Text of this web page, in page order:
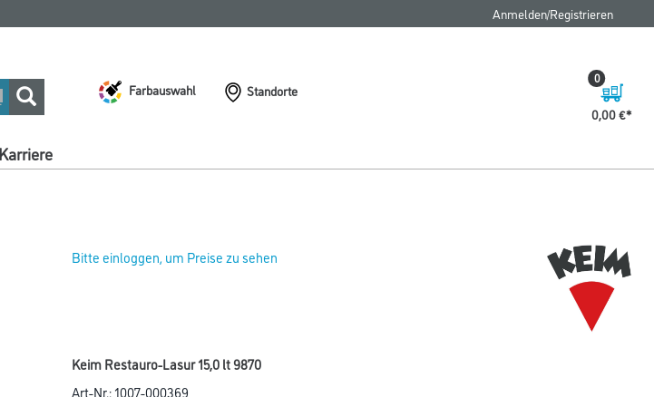
Anmelden/Registrieren
Farbauswahl
Standorte
0,00 €
0
Karriere
Bitte einloggen, um Preise zu sehen
Keim Restauro-Lasur 15,0 lt 9870
Art-Nr.:1007-000369